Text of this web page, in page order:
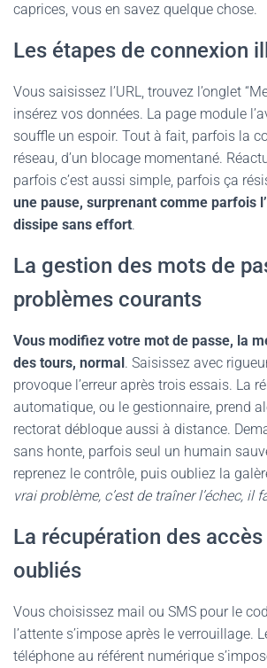
caprices, vous en savez quelque chose.
Les étapes de connexion
Vous saisissez l’URL, trouvez l’onglet
insérez vos données. La page module
souffle un espoir. Tout à fait, parfois la
réseau, d’un blocage momentané.
parfois c’est aussi simple, parfois ça
une pause, surprenant comme parfois
dissipe sans effort.
La gestion des mots de
problèmes courants
Vous modifiez votre mot de passe, la
des tours, normal. Saisissez avec
provoque l’erreur après trois essais. La
automatique, ou le gestionnaire, prend
rectorat débloque aussi à distance.
sans honte, parfois seul un humain
reprenez le contrôle, puis oubliez la
vrai problème, c’est de traîner l’échec, il
La récupération des
oubliés
Vous choisissez mail ou SMS pour le
l’attente s’impose après le verrouillage.
téléphone au référent numérique